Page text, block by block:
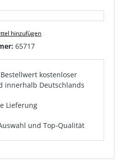
hinzufügen
65717
kostenloser
innerhalb Deutschlands
Lieferung
und Top-Qualität